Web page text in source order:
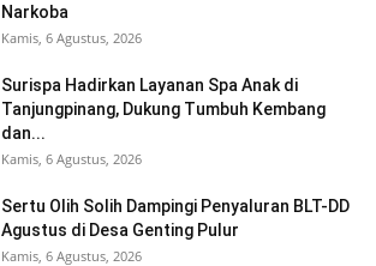
Narkoba
Kamis, 6 Agustus, 2026
Surispa Hadirkan Layanan Spa Anak di
Tanjungpinang, Dukung Tumbuh Kembang
dan...
Kamis, 6 Agustus, 2026
Sertu Olih Solih Dampingi Penyaluran BLT-DD
Agustus di Desa Genting Pulur
Kamis, 6 Agustus, 2026